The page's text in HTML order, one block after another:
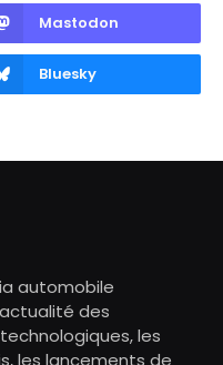
Mastodon
Bluesky
automobile
des
les
les lancements de